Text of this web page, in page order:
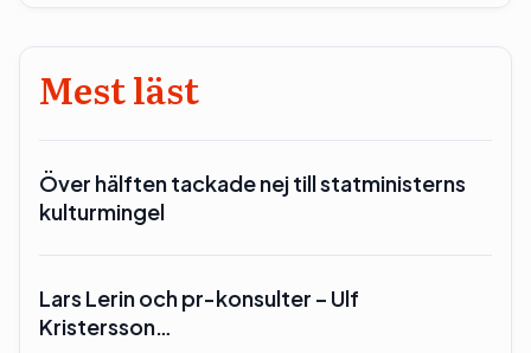
Mest läst
Över hälften tackade nej till statministerns
kulturmingel
Lars Lerin och pr-konsulter – Ulf
Kristersson…